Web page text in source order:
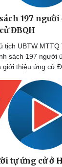
197
ĐBQH
tịch UBTW
sách 197 người
giới thiệu ứng cử
tự ứng cử ở